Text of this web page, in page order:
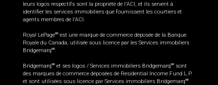
leurs logos respectifs sont la propriété de l'ACI, et ils servent à
identifier les services immobiliers que fournissent les courtiers et
agents membres de l'ACI.
Royal LePageMD est une marque de commerce déposée de la Banque
Royale du Canada, utilisée sous licence par les Services immobiliers
BridgemarqMD.
BridgemarqMD et ses logos / Services immobiliers BridgemarqMD
sont
des marques de commerce déposées de Residential Income Fund L.P.
et sont utilisées sous licence par Services immobiliers BridgemarqMD